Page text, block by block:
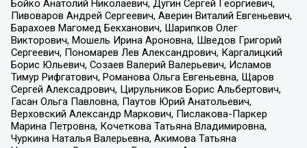
Бойко Анатолий Николаевич, Дугин Сергей Георгиевич,
Пивоваров Андрей Сергеевич, Аверин Виталий Евгеньевич,
Барахоев Магомед Бекханович, Шарипков Олег
Викторович, Мошель Ирина Ароновна, Шведов Григорий
Сергеевич, Пономарев Лев Александрович, Каргалицкий
Борис Юльевич, Созаев Валерий Валерьевич, Исламов
Тимур Рифгатович, Романова Ольга Евгеньевна, Щаров
Сергей Алексадрович, Цирульников Борис Альбертович,
Гасан Ольга Павловна, Паутов Юрий Анатольевич,
Верховский Александр Маркович, Пислакова-Паркер
Марина Петровна, Кочеткова Татьяна Владимировна,
Чуркина Наталья Валерьевна, Акимова Татьяна